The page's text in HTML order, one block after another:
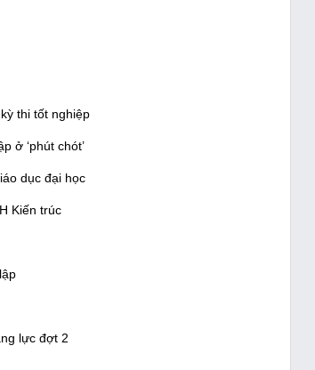
thi tốt nghiệp
ở ‘phút chót’
dục đại học
Kiến trúc
lực đợt 2